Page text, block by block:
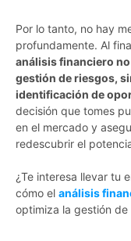
Por lo tanto, no hay
profundamente. Al
análisis financiero
gestión de riesgos,
identificación de
decisión que tomes
en el mercado y
redescubrir el
¿Te interesa llevar tu
cómo el análisis
optimiza la gestión de